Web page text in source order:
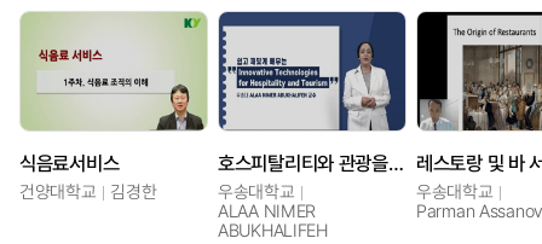
식음료서비스
건양대학교 김경한
호스피탈리티와 관광을 위한 레스토랑과 바 서비스 혁신기술
우송대학교
ALAA NIMER
ABUKHALIFEH
레스토랑 및 바
우송대학교
Parman